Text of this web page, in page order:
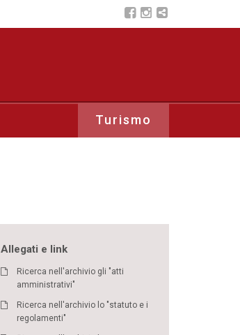
Turismo
Allegati e link
Ricerca nell'archivio gli "atti
amministrativi"
Ricerca nell'archivio lo "statuto e i
regolamenti"